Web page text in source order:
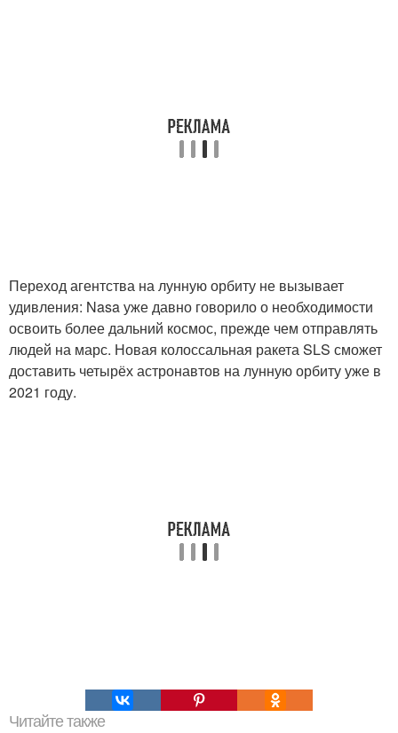
Переход агентства на лунную орбиту не вызывает
удивления: Nasa уже давно говорило о необходимости
освоить более дальний космос, прежде чем отправлять
людей на марс. Новая колоссальная ракета SLS сможет
доставить четырёх астронавтов на лунную орбиту уже в
2021 году.
Читайте также